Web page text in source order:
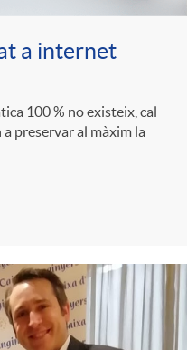
a internet
100 % no existeix, cal
preservar al màxim la